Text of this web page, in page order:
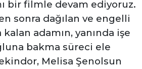
bir filmle devam ediyoruz.
sonra dağılan ve engelli
adamın, yanında işe
bakma süreci ele
Melisa Şenolsun